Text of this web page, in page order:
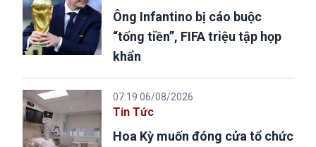
Ông Infantino bị cáo buộc
“tống tiền”, FIFA triệu tập họp
khẩn
07:19 06/08/2026
Tin Tức
Hoa Kỳ muốn đóng cửa tổ chức